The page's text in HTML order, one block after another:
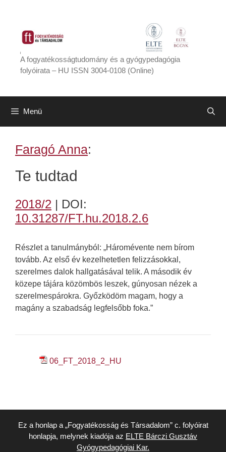
tartalomba
A fogyatékosságtudomány és a gyógypedagógia
folyóirata – HU ISSN 3004-0108 (Online)
Menü
Faragó Anna:
Te tudtad
2018/2 | DOI:
10.31287/FT.hu.2018.2.6
Részlet a tanulmányból: „Háromévente nem bírom
tovább. Az első év kezelhetetlen felizzásokkal,
szerelmes dalok hallgatásával telik. A második év
közepe tájára közömbös leszek, gúnyosan nézek a
szerelmespárokra. Győzködöm magam, hogy a
magány a szabadság legfelsőbb foka.”
06_FT_2018_2_HU
Ez a honlap a „Fogyatékosság és Társadalom” c. folyóirat
honlapja, melynek kiadója az ELTE Bárczi Gusztáv
Gyógypedagógiai Kar.